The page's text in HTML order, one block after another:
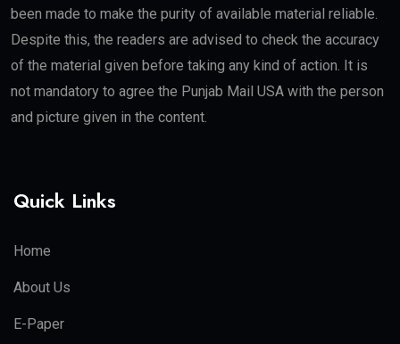
been made to make the purity of available material reliable.
Despite this, the readers are advised to check the accuracy
of the material given before taking any kind of action. It is
not mandatory to agree the Punjab Mail USA with the person
and picture given in the content.
Quick Links
Home
About Us
E-Paper